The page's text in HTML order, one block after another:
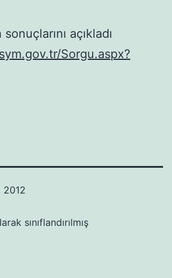
açıkladı
Sorgu.aspx?
2012
sınıflandırılmış